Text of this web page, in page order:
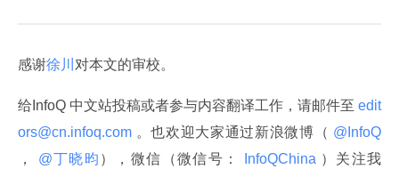
感谢徐川 对本文的审校。
给InfoQ 中文站投稿或者参与内容翻译工作，请邮件至 edit
ors@cn.infoq.com 。也欢迎大家通过新浪微博（
，
@丁晓昀 ），微信（微信号： InfoQChina ）关注我